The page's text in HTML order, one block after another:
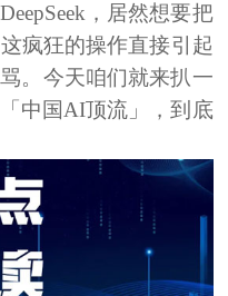
，居然想要把
疯狂的操作直接引起
。今天咱们就来扒一
中国AI顶流」，到底